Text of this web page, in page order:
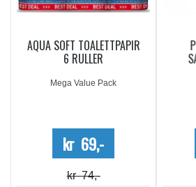
AQUA SOFT TOALETTPAPIR
6 RULLER
Mega Value Pack
kr 69,-
kr 74,-